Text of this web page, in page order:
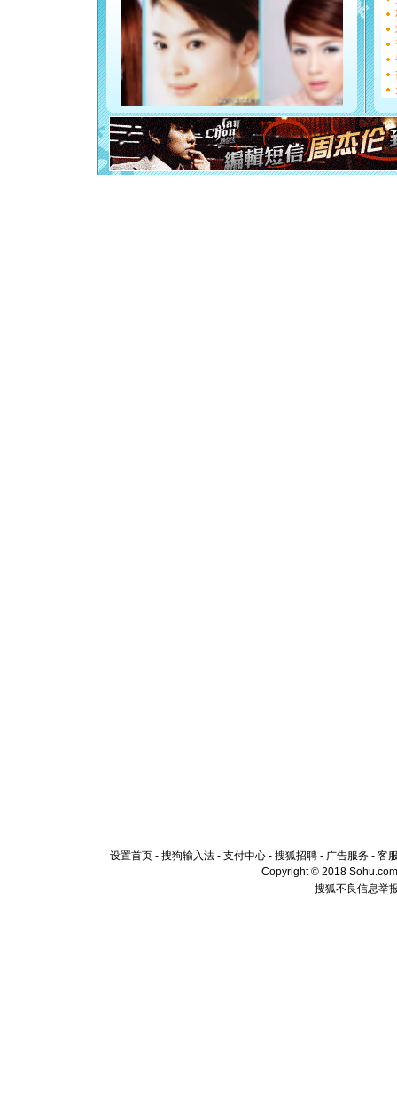
能正大
都要快乐
[圣诞节]
如意,快
[元旦]
断电。
你是我
[元旦]如
起；二是
离。水晶
[元旦]当
泣，这痛
设置首页 - 搜狗输入法 - 支付中心 - 搜狐招聘 - 广告服务 - 客
Copyright © 2018
搜狐不良信息举